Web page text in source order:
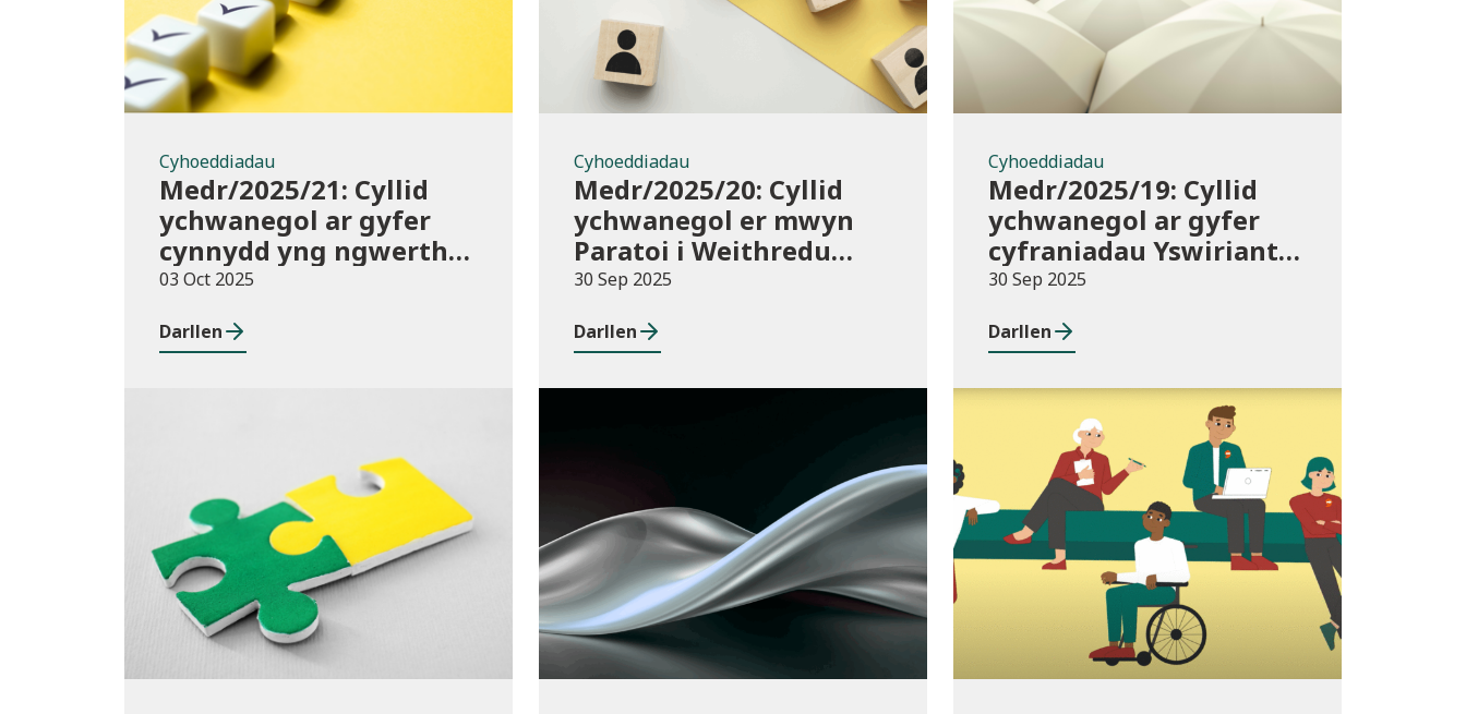
Cyhoeddiadau
Medr/2025/21: Cyllid
ychwanegol ar gyfer
cynnydd yng ngwerth
yr uned yn 2025/26
03 Oct 2025
Darllen
Cyhoeddiadau
Medr/2025/20: Cyllid
ychwanegol er mwyn
Paratoi i Weithredu
Deddf a Chod
Ychwanegol 2025-26
30 Sep 2025
Darllen
Cyhoeddiadau
Medr/2025/19: Cyllid
ychwanegol ar gyfer
cyfraniadau Yswiriant
Gwladol yn 2025-26
30 Sep 2025
Darllen
Cyhoeddiadau Newyddion Newyddion